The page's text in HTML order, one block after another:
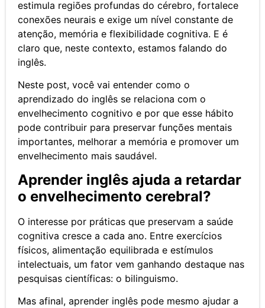
estimula regiões profundas do cérebro, fortalece
conexões neurais e exige um nível constante de
atenção, memória e flexibilidade cognitiva. E é
claro que, neste contexto, estamos falando do
inglês.
Neste post, você vai entender como o
aprendizado do inglês se relaciona com o
envelhecimento cognitivo e por que esse hábito
pode contribuir para preservar funções mentais
importantes, melhorar a memória e promover um
envelhecimento mais saudável.
Aprender inglês ajuda a retardar
o envelhecimento cerebral?
O interesse por práticas que preservam a saúde
cognitiva cresce a cada ano. Entre exercícios
físicos, alimentação equilibrada e estímulos
intelectuais, um fator vem ganhando destaque nas
pesquisas científicas: o bilinguismo.
Mas afinal, aprender inglês pode mesmo ajudar a